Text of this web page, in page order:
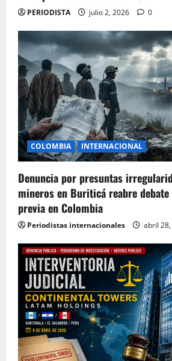
PERIODISTA julio 2, 2026 0
COLOMBIA INTERNACIONAL
Denuncia por presuntas
mineros en Buriticá reabre
previa en Colombia
Periodistas internacionales abril